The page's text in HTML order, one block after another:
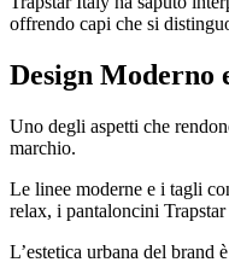
offrendo capi che si
Design Moderno
Uno degli aspetti che
marchio.
Le linee moderne e i tagli
relax, i pantaloncini
L’estetica urbana del brand